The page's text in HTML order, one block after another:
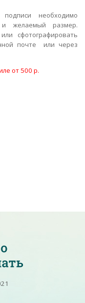
необходимо
и желаемый размер.
сфотографировать
почте или через
от 500 р.